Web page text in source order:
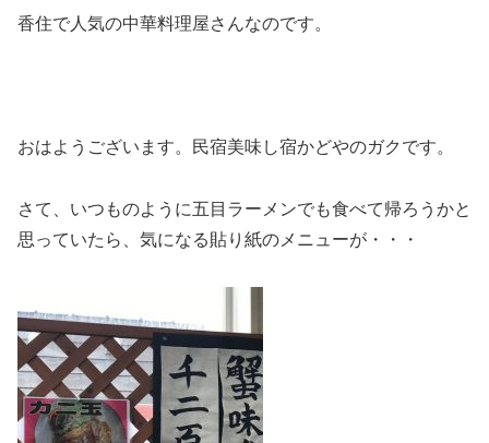
香住で人気の中華料理屋さんなのです。
おはようございます。民宿美味し宿かどやのガクです。
さて、いつものように五目ラーメンでも食べて帰ろうかと
思っていたら、気になる貼り紙のメニューが・・・